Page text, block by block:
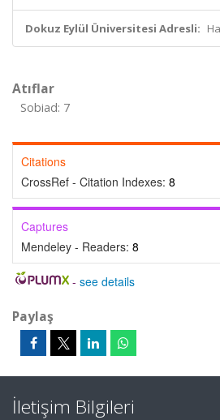
Dokuz Eylül Üniversitesi Adresli:
Atıflar
Sobiad: 7
Citations
CrossRef - Citation Indexes: 8
Captures
Mendeley - Readers: 8
- see details
Paylaş
İletişim Bilgileri